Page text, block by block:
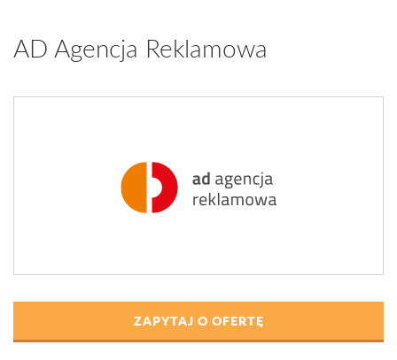
AD Agencja Reklamowa
ZAPYTAJ O OFERTĘ